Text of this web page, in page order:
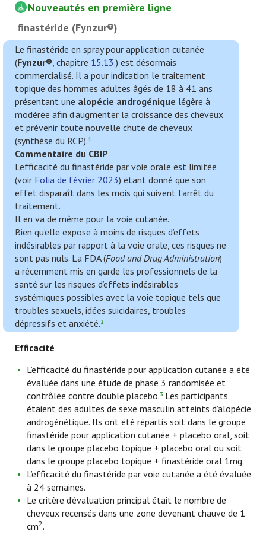
Nouveautés en première ligne
finastéride (Fynzur®)
Le finastéride en spray pour application cutanée
(Fynzur®, chapitre 15.13.) est désormais
commercialisé. Il a pour indication le traitement
topique des hommes adultes âgés de 18 à 41 ans
présentant une alopécie androgénique légère à
modérée afin d’augmenter la croissance des cheveux
et prévenir toute nouvelle chute de cheveux
(synthèse du RCP).1
Commentaire du CBIP
L’efficacité du finastéride par voie orale est limitée
(voir Folia de février 2023) étant donné que son
effet disparaît dans les mois qui suivent l’arrêt du
traitement.
Il en va de même pour la voie cutanée.
Bien qu’elle expose à moins de risques d’effets
indésirables par rapport à la voie orale, ces risques ne
sont pas nuls. La FDA (Food and Drug Administration)
a récemment mis en garde les professionnels de la
santé sur les risques d’effets indésirables
systémiques possibles avec la voie topique tels que
troubles sexuels, idées suicidaires, troubles
dépressifs et anxiété.2
Efficacité
L’efficacité du finastéride pour application cutanée a été
évaluée dans une étude de phase 3 randomisée et
contrôlée contre double placebo.3 Les participants
étaient des adultes de sexe masculin atteints d’alopécie
androgénétique. Ils ont été répartis soit dans le groupe
finastéride pour application cutanée + placebo oral, soit
dans le groupe placebo topique + placebo oral ou soit
dans le groupe placebo topique + finastéride oral 1mg.
L’efficacité du finastéride par voie cutanée a été évaluée
à 24 semaines.
Le critère d’évaluation principal était le nombre de
cheveux recensés dans une zone devenant chauve de 1
cm2.